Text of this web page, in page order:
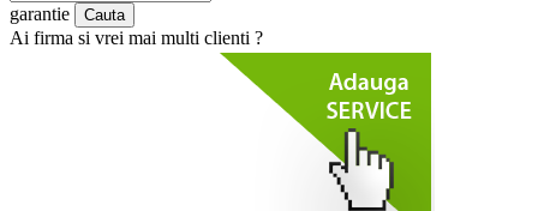
garantie
Ai firma si vrei mai multi clienti ?